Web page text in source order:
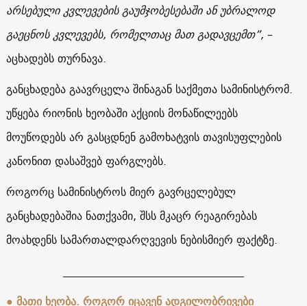
არსებული კვლევების გაუმჯობესებაში ან უბრალოდ
გაეცნოს კვლევებს, რომელთაც მათ გადავცემთ”, –
აცხადებს თურნავა.
განცხადება გაავრცელა შინაგან საქმეთა სამინისტრომ.
უწყება რიონის ხეობაში აქციის მონაწილეებს
მოუწოდებს არ გასცდნენ გამოხატვის თავისუფლების
კანონით დასაშვებ ფარგლებს.
როგორც სამინისტროს მიერ გავრცელებულ
განცხადებაშია ნათქვამი, შსს მკაცრ რეაგირებას
მოახდენს სამართალდარღვევის ნებისმიერ ფაქტზე.
● მათი ხეობა. როგორ იცავენ ადგილობრივები